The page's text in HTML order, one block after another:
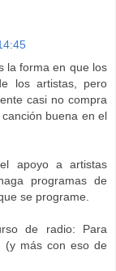
la forma en que los
los artistas, pero
casi no compra
buena en el
apoyo a artistas
programas de
se programe.
de radio: Para
(y más con eso de